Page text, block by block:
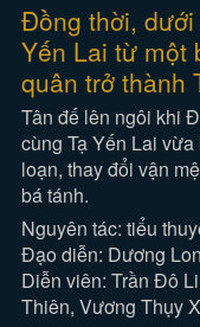
Đồng thời, dưới
Yến Lai từ một
quân trở thành
Tân đế lên ngôi khi
cùng Tạ Yến Lai
loạn, thay đổi vận
bá tánh.
Nguyên tác: tiểu
Đạo diễn: Dương
Diễn viên: Trần Đô
Thiên, Vương Thụy